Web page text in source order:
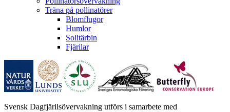
Träna på pollinatörer
Blomflugor
Humlor
Solitärbin
Fjärilar
Svensk Dagfjärilsövervakning utförs i samarbete med